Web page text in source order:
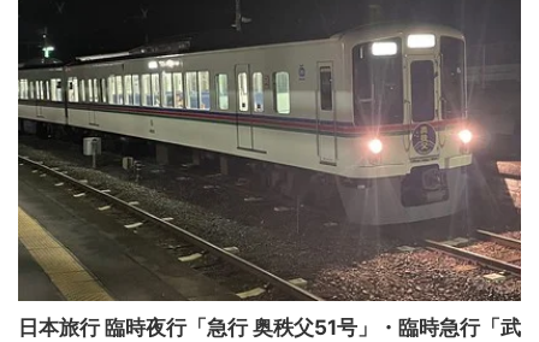
日本旅行 臨時夜行「急行 奥秩父51号」・臨時急行「武